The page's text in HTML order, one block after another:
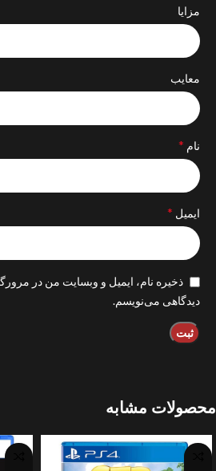
مزایا
معایب
نام *
ایمیل *
ذخیره نام، ایمیل و وبسایت من در
دیدگاهی می‌نویسم.
محصولات مشابه